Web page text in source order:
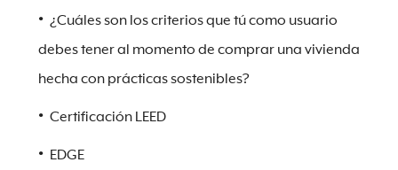
¿Cuáles son los criterios que tú como usuario
debes tener al momento de comprar una vivienda
hecha con prácticas sostenibles?
Certificación LEED
EDGE